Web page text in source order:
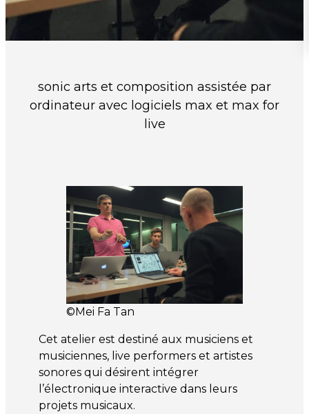
sonic arts et composition assistée par
ordinateur avec logiciels max et max for
live
©Mei Fa Tan
Cet atelier est destiné aux musiciens et
musiciennes, live performers et artistes
sonores qui désirent intégrer
l’électronique interactive dans leurs
projets musicaux.